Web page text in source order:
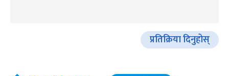
प्रतिक्रिया दिनुहोस्